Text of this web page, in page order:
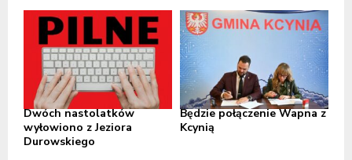
Dwóch nastolatków
wyłowiono z Jeziora
Durowskiego
Będzie połączenie Wapna z
Kcynią